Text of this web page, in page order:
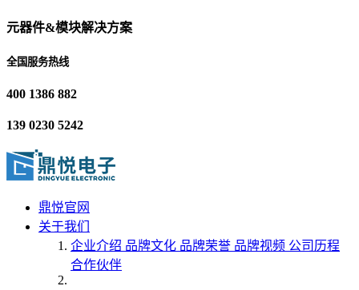
元器件&模块解决方案
全国服务热线
400 1386 882
139 0230 5242
鼎悦官网
关于我们
企业介绍 品牌文化 品牌荣誉 品牌视频 公司历程
合作伙伴